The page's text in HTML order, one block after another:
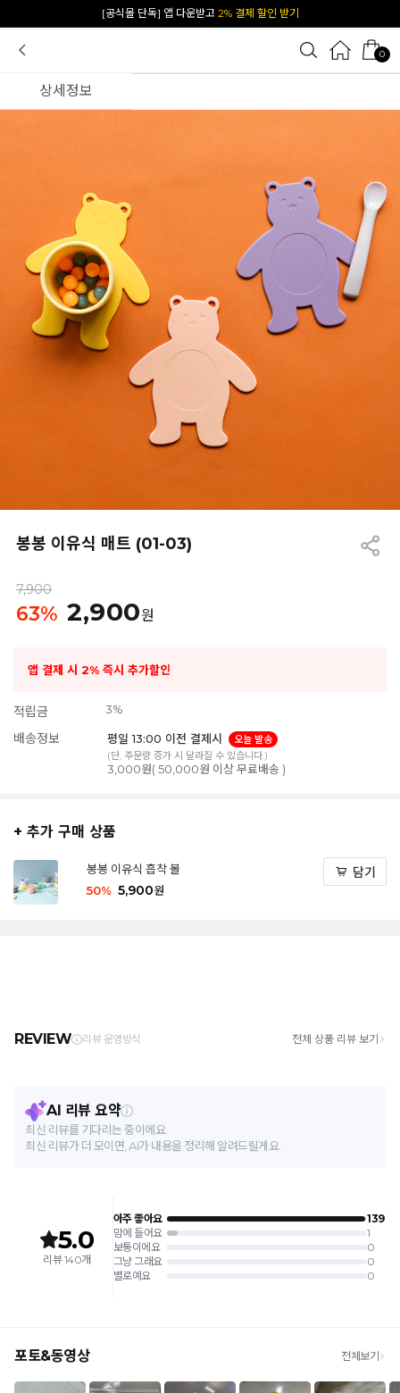
카카오 플친 추가하면1천원 즉시 할인 쿠폰
0
상세정보
봉봉 이유식 매트 (01-03)
7,900
63% 2,900원
앱 결제 시 2% 즉시 추가할인
적립금 3%
배송정보 평일 13:00 이전 결제시
오늘 발송
(단, 주문량 증가 시 달라질 수 있습니다.)
3,000원( 50,000원 이상 무료배송 )
+ 추가 구매 상품
봉봉 이유식 흡착 볼
50% 5,900원
담기